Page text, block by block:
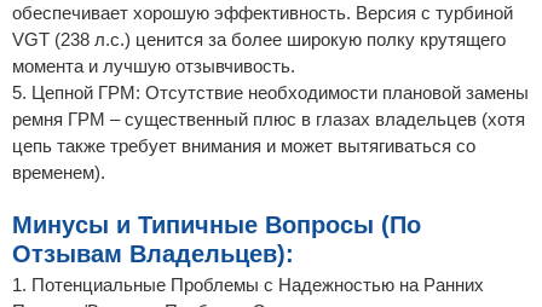
обеспечивает хорошую эффективность. Версия с турбиной
VGT (238 л.с.) ценится за более широкую полку крутящего
момента и лучшую отзывчивость.
5. Цепной ГРМ: Отсутствие необходимости плановой замены
ремня ГРМ – существенный плюс в глазах владельцев (хотя
цепь также требует внимания и может вытягиваться со
временем).
Минусы и Типичные Вопросы (По
Отзывам Владельцев):
1. Потенциальные Проблемы с Надежностью на Ранних